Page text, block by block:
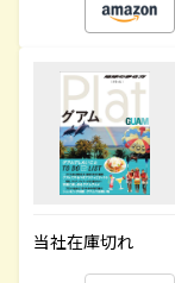
当社在庫切れ